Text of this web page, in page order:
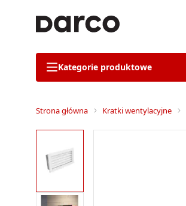
Kategorie produktowe
Strona główna Kratki wentylacyjne